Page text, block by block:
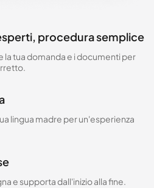
procedura semplice
tua domanda e i documenti per
lingua madre per un'esperienza
e supporta dall'inizio alla fine.